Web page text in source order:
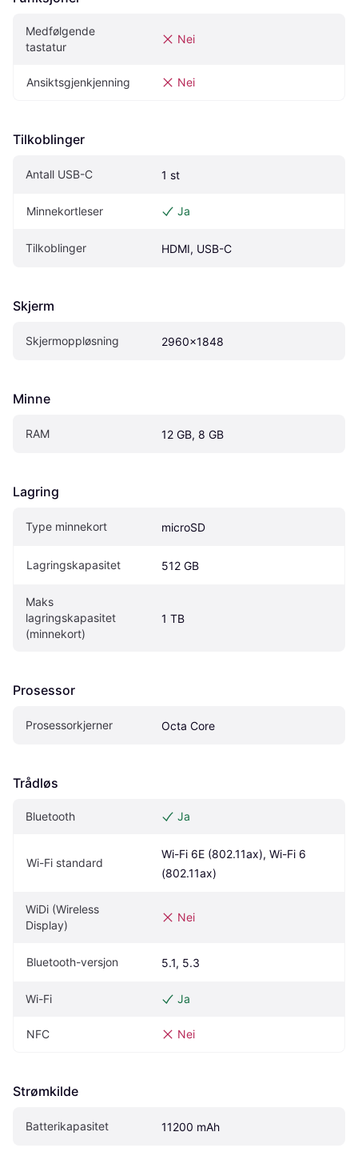
Medfølgende
tastatur
Nei
Ansiktsgjenkjenning Nei
Tilkoblinger
Antall USB-C 1 st
Minnekortleser Ja
Tilkoblinger HDMI, USB-C
Skjerm
Skjermoppløsning 2960x1848
Minne
RAM 12 GB, 8 GB
Lagring
Type minnekort microSD
Lagringskapasitet 512 GB
Maks
lagringskapasitet
(minnekort)
1 TB
Prosessor
Prosessorkjerner Octa Core
Trådløs
Bluetooth Ja
Wi-Fi standard
Wi-Fi 6E (802.11ax), Wi-Fi 6
(802.11ax)
WiDi (Wireless
Display)
Nei
Bluetooth-versjon 5.1, 5.3
Wi-Fi Ja
NFC Nei
Strømkilde
Batterikapasitet 11200 mAh